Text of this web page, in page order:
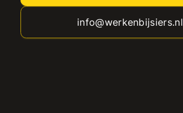
info@werkenbijsiers.nl